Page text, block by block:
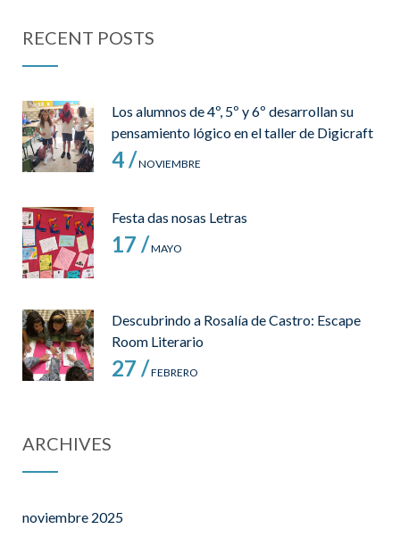
RECENT POSTS
Los alumnos de 4º, 5º y 6º desarrollan su
pensamiento lógico en el taller de Digicraft
4 /NOVIEMBRE
Festa das nosas Letras
17 /MAYO
Descubrindo a Rosalía de Castro: Escape
Room Literario
27 /FEBRERO
ARCHIVES
noviembre 2025